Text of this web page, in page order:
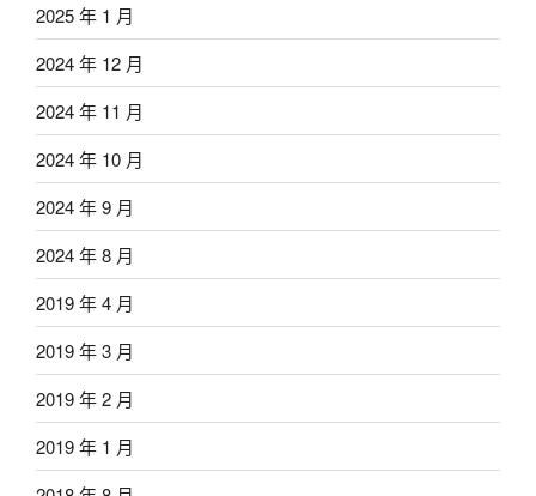
2025 年 1 月
2024 年 12 月
2024 年 11 月
2024 年 10 月
2024 年 9 月
2024 年 8 月
2019 年 4 月
2019 年 3 月
2019 年 2 月
2019 年 1 月